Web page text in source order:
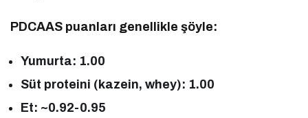
PDCAAS puanları genellikle şöyle:
Yumurta: 1.00
Süt proteini (kazein, whey): 1.00
Et: ~0.92-0.95